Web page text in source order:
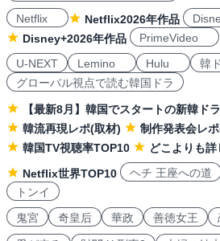
Netflix
Netflix2026年作品
Disney+2026年作品
PrimeVideo
U-NEXT
Lemino Hulu
韓
グローバル視点で読む韓国ドラ
【最新8月】韓国でスタートの新韓ド
韓流再現レポ(取材)
制作発表会レ
韓国TV視聴率TOP10
どこよりも
Netflix世界TOP10
ヘチ 王座への道
トンイ
鬼宮
奇皇后 華政 善徳女王